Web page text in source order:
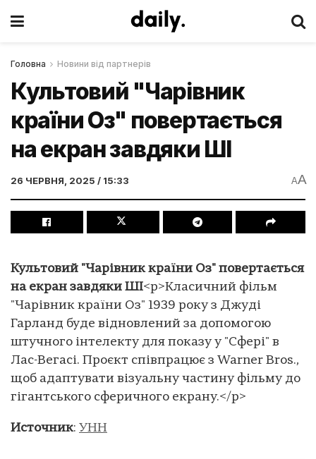
Головна Новини від партнерів
Культовий "Чарівник
країни Оз" повертається
на екран завдяки ШІ
26 ЧЕРВНЯ, 2025 / 15:33 AA
Культовий "Чарівник країни Оз" повертається
на екран завдяки ШІ<p>Класичний фільм
"Чарівник країни Оз" 1939 року з Джуді
Гарланд буде відновлений за допомогою
штучного інтелекту для показу у "Сфері" в
Лас-Вегасі. Проєкт співпрацює з Warner Bros.,
щоб адаптувати візуальну частину фільму до
гігантського сферичного екрану.</p>
Источник: УНН